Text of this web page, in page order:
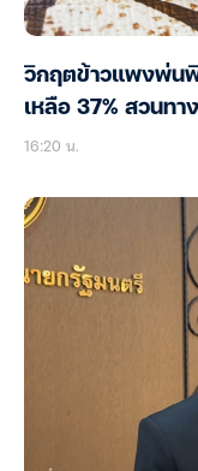
วิกฤตข้าวแพงพ่น
เหลือ 37% สวนทา
16:20 น.